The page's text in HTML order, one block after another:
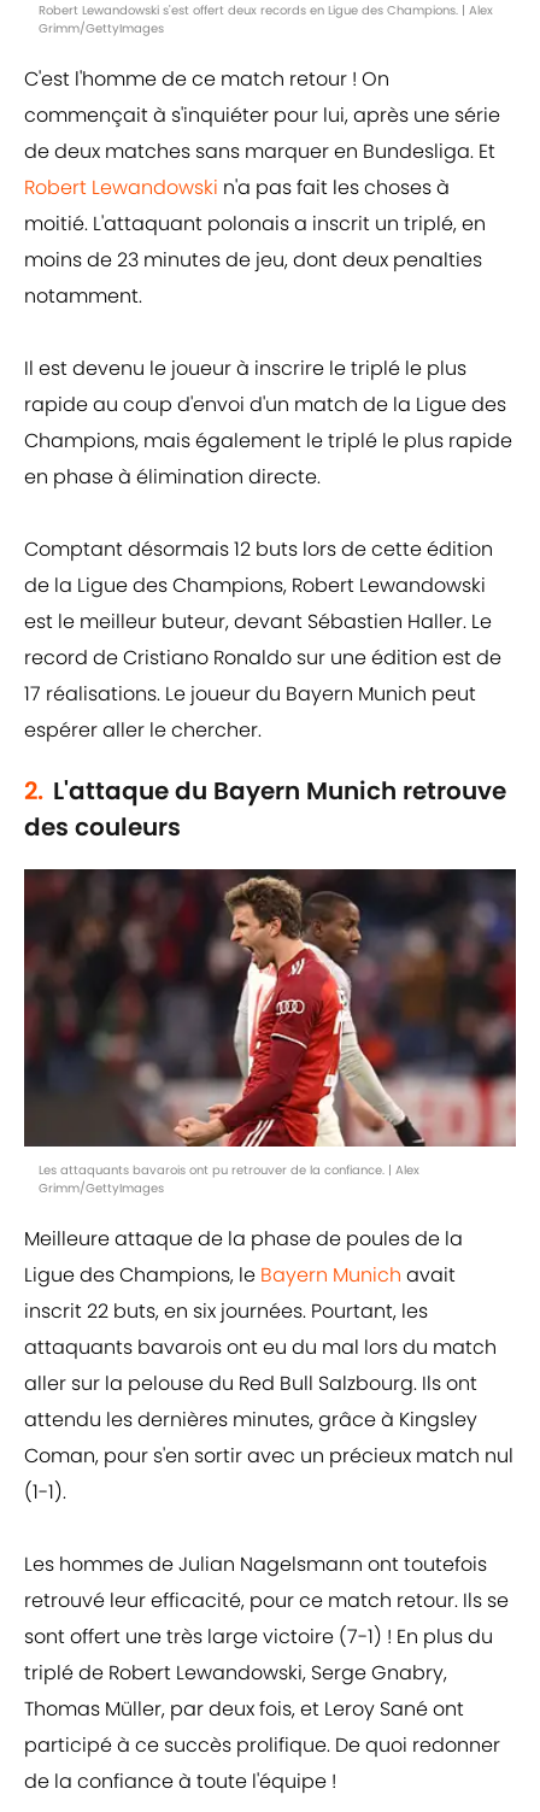
Robert Lewandowski s'est offert deux records en Ligue des Champions. | Alex
Grimm/GettyImages
C'est l'homme de ce match retour ! On
commençait à s'inquiéter pour lui, après une série
de deux matches sans marquer en Bundesliga. Et
Robert Lewandowski n'a pas fait les choses à
moitié. L'attaquant polonais a inscrit un triplé, en
moins de 23 minutes de jeu, dont deux penalties
notamment.
Il est devenu le joueur à inscrire le triplé le plus
rapide au coup d'envoi d'un match de la Ligue des
Champions, mais également le triplé le plus rapide
en phase à élimination directe.
Comptant désormais 12 buts lors de cette édition
de la Ligue des Champions, Robert Lewandowski
est le meilleur buteur, devant Sébastien Haller. Le
record de Cristiano Ronaldo sur une édition est de
17 réalisations. Le joueur du Bayern Munich peut
espérer aller le chercher.
2. L'attaque du Bayern Munich retrouve
des couleurs
Les attaquants bavarois ont pu retrouver de la confiance. | Alex
Grimm/GettyImages
Meilleure attaque de la phase de poules de la
Ligue des Champions, le Bayern Munich avait
inscrit 22 buts, en six journées. Pourtant, les
attaquants bavarois ont eu du mal lors du match
aller sur la pelouse du Red Bull Salzbourg. Ils ont
attendu les dernières minutes, grâce à Kingsley
Coman, pour s'en sortir avec un précieux match nul
(1-1).
Les hommes de Julian Nagelsmann ont toutefois
retrouvé leur efficacité, pour ce match retour. Ils se
sont offert une très large victoire (7-1) ! En plus du
triplé de Robert Lewandowski, Serge Gnabry,
Thomas Müller, par deux fois, et Leroy Sané ont
participé à ce succès prolifique. De quoi redonner
de la confiance à toute l'équipe !